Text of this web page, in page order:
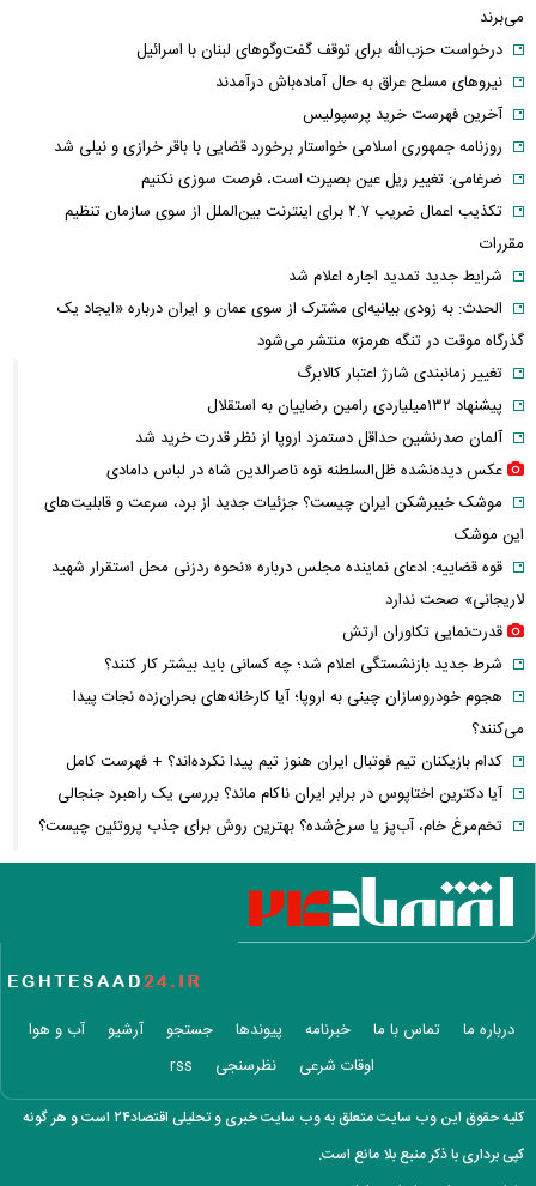
می‌برند
درخواست حزب‌الله برای توقف گفت‌وگوهای لبنان با اسرائیل
نیروهای مسلح عراق به حال آماده‌باش درآمدند
آخرین فهرست خرید پرسپولیس
روزنامه جمهوری اسلامی خواستار برخورد قضایی با باقر خرازی و نیلی شد
ضرغامی: تغییر ریل عین بصیرت است، فرصت سوزی نکنیم
تکذیب اعمال ضریب ۲.۷ برای اینترنت بین‌الملل از سوی سازمان تنظیم
مقررات
شرایط جدید تمدید اجاره اعلام شد
الحدث: به زودی بیانیه‌ای مشترک از سوی عمان و ایران درباره «ایجاد یک
گذرگاه موقت در تنگه هرمز» منتشر می‌شود
تغییر زمانبندی‌ شارژ اعتبار کالابرگ
پیشنهاد ۱۳۲میلیاردی رامین رضاییان به استقلال
آلمان صدرنشین حداقل دستمزد اروپا از نظر قدرت خرید شد
عکس دیده‌نشده ظل‌السلطنه نوه ناصرالدین شاه در لباس دامادی
موشک خیبرشکن ایران چیست؟ جزئیات جدید از برد، سرعت و قابلیت‌های
این موشک
قوه قضاییه: ادعای نماینده مجلس درباره «نحوه ردزنی محل استقرار شهید
لاریجانی» صحت ندارد
قدرت‌نمایی تکاوران ارتش
شرط جدید بازنشستگی اعلام شد؛ چه کسانی باید بیشتر کار کنند؟
هجوم خودروسازان چینی به اروپا؛ آیا کارخانه‌های بحران‌زده نجات پیدا
می‌کنند؟
کدام بازیکنان تیم فوتبال ایران هنوز تیم پیدا نکرده‌اند؟ + فهرست کامل
آیا دکترین اختاپوس در برابر ایران ناکام ماند؟ بررسی یک راهبرد جنجالی
تخم‌مرغ خام، آب‌پز یا سرخ‌شده؟ بهترین روش برای جذب پروتئین چیست؟
پشت پرده خودکفایی دارویی؛ چرا واردات همچنان حرف اول را می‌زند؟
حمله خلبانان ایرانی به پایگاه آمریکا بدون GPS
شرایط تغییر نام خانوادگی و شناسنامه اعلام شد+ مراحل، مدارک لازم و قوانین
مصرف لبنیات یک‌چهارم شد؛ قیمت شیر باز هم افزایش می‌یابد؟ / هشدار
ویدئو
قیمت انواع دستگاه ماینر + جدول
درباره ما تماس با ما خبرنامه پیوندها جستجو آرشیو
آب و هوا
اوقات شرعی
نظرسنجی rss
کلیه حقوق این وب سایت متعلق به وب سایت خبری و تحلیلی اقتصاد۲۴ است و هر گونه
کپی برداری با ذکر منبع بلا مانع است.